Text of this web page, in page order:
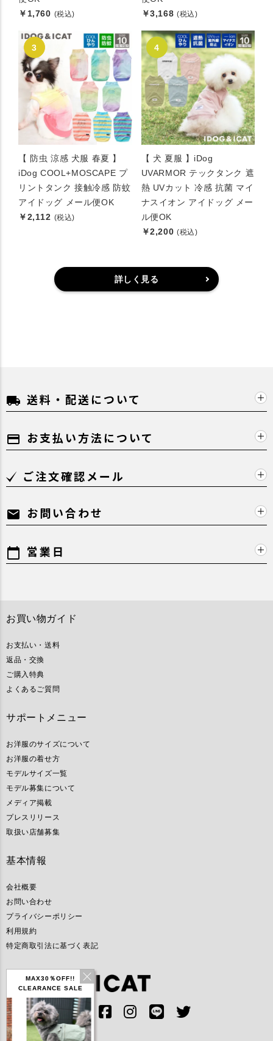
MAX30％OFF!!
CLEARANCE SALE
￥1,760 (税込)
￥3,168 (税込)
【 防虫 涼感 犬服 春夏 】
iDog COOL+MOSCAPE プ
リントタンク 接触冷感 防蚊
アイドッグ メール便OK
￥2,112 (税込)
【 犬 夏服 】iDog
UVARMOR テックタンク 遮
熱 UVカット 冷感 抗菌 マイ
ナスイオン アイドッグ メー
ル便OK
￥2,200 (税込)
詳しく見る
local_shipping 送料・配送について
payment お支払い方法について
ご注文確認メール
mail お問い合わせ
calendar_today 営業日
お買い物ガイド
お支払い・送料
返品・交換
ご購入特典
よくあるご質問
サポートメニュー
お洋服のサイズについて
お洋服の着せ方
モデルサイズ一覧
モデル募集について
メディア掲載
プレスリリース
取扱い店舗募集
基本情報
会社概要
お問い合わせ
プライバシーポリシー
利用規約
特定商取引法に基づく表記